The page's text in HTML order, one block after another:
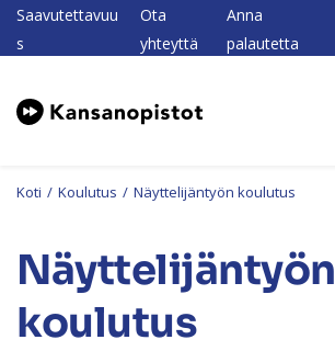
Saavutettavuu
s
Ota
yhteyttä
Anna
palautetta
Koti / Koulutus / Näyttelijäntyön koulutus
Näyttelijäntyön
koulutus